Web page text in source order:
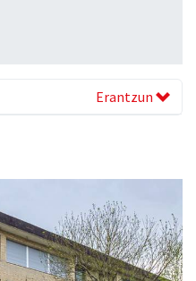
Erantzun